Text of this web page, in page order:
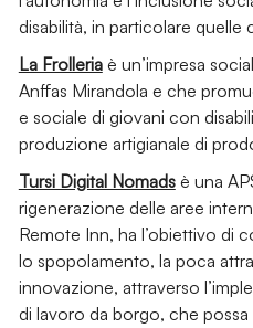
disabilità, in particolare quelle
La Frolleriaè un’impresa
Anffas Mirandola e che
e sociale di giovani con
produzione artigianale di
Tursi Digital Nomadsè una
rigenerazione delle aree
Remote Inn, ha l’obiettivo di
lo spopolamento, la poca
innovazione, attraverso
di lavoro da borgo, che